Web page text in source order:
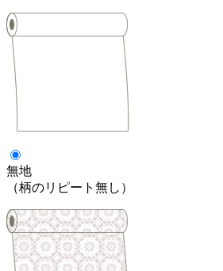
無地
（柄のリピート無し）